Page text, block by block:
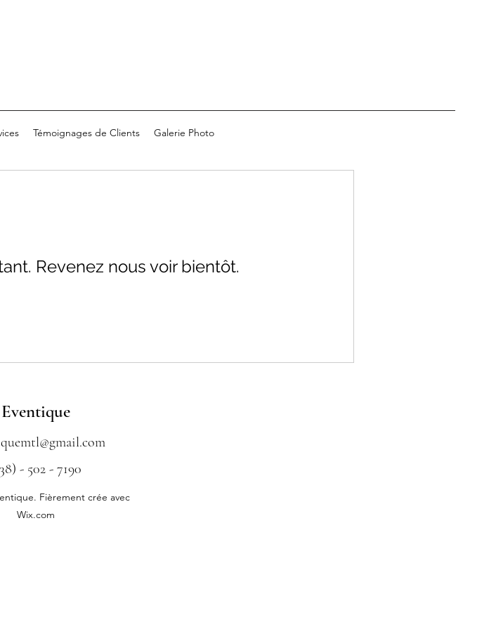
Témoignages de Clients Galerie Photo
Revenez nous voir bientôt.
Eventique
- 502 - 7190
Fièrement crée avec
Wix.com